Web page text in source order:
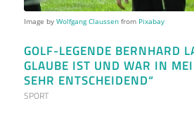
Image by Wolfgang Claussenfrom Pixabay
GOLF-LEGENDE BERNHARD
GLAUBE IST UND WAR IN
SEHR ENTSCHEIDEND“
SPORT